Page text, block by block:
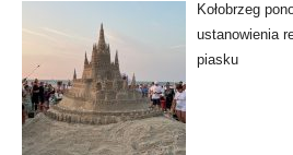
Kołobrzeg
ustanowienia
piasku